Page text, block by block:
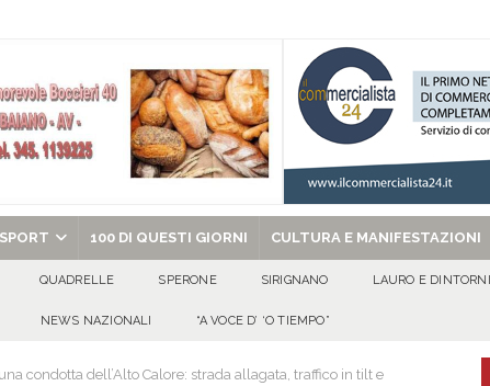
nel giorno di Santa Filomena: muore il 60enne Carmine Colucci
la chiesa celebra il Martirio di san Giovanni Battista e santa Sabina EVIDENZA
SPORT 100 DI QUESTI GIORNI CULTURA E MANIFESTAZIONI
QUADRELLE SPERONE SIRIGNANO LAURO E DINTORNI
NEWS NAZIONALI “A VOCE D’ ‘O TIEMPO”
condotta dell’Alto Calore: strada allagata, traffico in tilt e